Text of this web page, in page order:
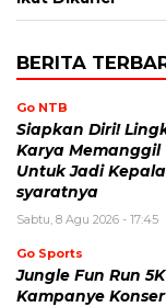
BERITA
Go NTB
Siapkan Diri!
Karya
Untuk Jadi
syaratnya
Sabtu, 8 Agu 2026 - 17:45
Go Sports
Jungle Fun Run
Kampanye